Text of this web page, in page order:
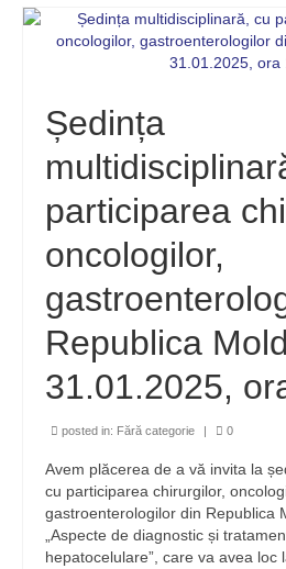
Ședința
participarea
oncologilor,
Republica
31.01.2025,
posted in: Fără categorie | 0
Avem plăcerea de a vă invita la
cu participarea chirurgilor,
gastroenterologilor din Republica
„Aspecte de diagnostic și
hepatocelulare”, care va avea loc